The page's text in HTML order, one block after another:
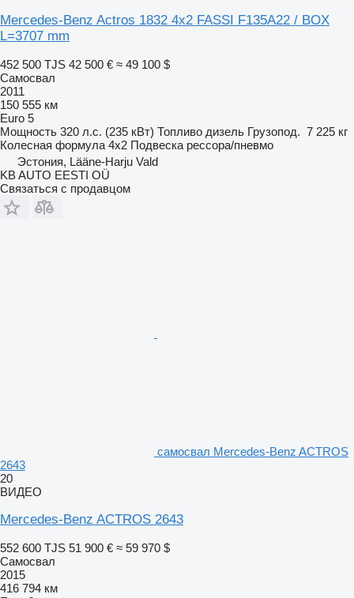
Mercedes-Benz Actros 1832 4x2 FASSI F135A22 / BOX
L=3707 mm
452 500 TJS 42 500 € ≈ 49 100 $
Самосвал
2011
150 555 км
Euro 5
Мощность 320 л.с. (235 кВт) Топливо дизель Грузопод. 7 225 кг
Колесная формула 4x2 Подвеска рессора/пневмо
Эстония, Lääne-Harju Vald
KB AUTO EESTI OÜ
Связаться с продавцом
самосвал Mercedes-Benz ACTROS
2643
20
ВИДЕО
Mercedes-Benz ACTROS 2643
552 600 TJS 51 900 € ≈ 59 970 $
Самосвал
2015
416 794 км